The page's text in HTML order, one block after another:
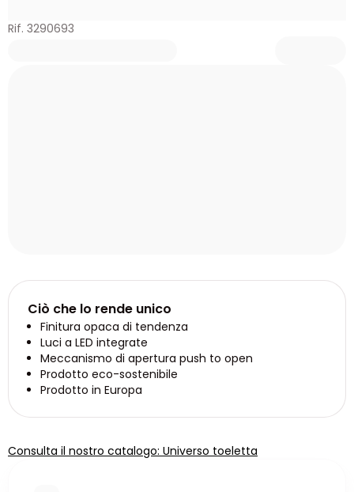
Rif. 3290693
Ciò che lo rende unico
Finitura opaca di tendenza
Luci a LED integrate
Meccanismo di apertura push to open
Prodotto eco-sostenibile
Prodotto in Europa
Consulta il nostro catalogo: Universo toeletta